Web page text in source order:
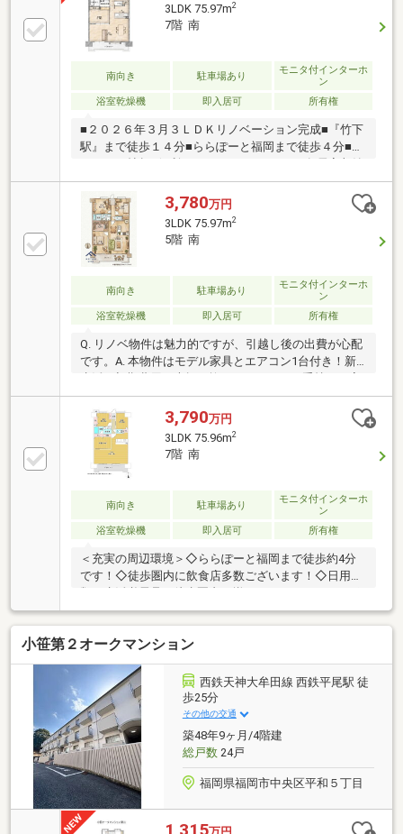
3LDK 75.97m2
7階 南
南向き 駐車場あり
モニタ付インターホ
ン
浴室乾燥機
即入居可 所有権
■２０２６年３月３ＬＤＫリノベーション完成■『竹下
駅』まで徒歩１４分■ららぽーと福岡まで徒歩４分■Ｌ
有■敷地内駐車場空有（※機械式サイズ規定有）【令和
７年度固定資産税】年税：９６，６４８円土地評価
額：２，７９３，１０９円建物評価額：５，２１９，
８６３円
3,780万円
3LDK 75.97m2
5階 南
南向き 駐車場あり
モニタ付インターホ
ン
浴室乾燥機
即入居可 所有権
Q. リノベ物件は魅力的ですが、引越し後の出費が心配
です。A. 本物件はモデル家具とエアコン1台付き！新
具とのサイズ感は現地で採寸しましょう。Q. 75平米の
3LDK。収納力や実際の広さはどう感じますか？A. 全居
室収納に加え、大容量のウォークインクローゼットを
完備。南向きバルコニーからの採光や、実際の家事動
線の良さはぜひご体感ください。Q. 商業施設が近いと
便利ですが、周辺環境は騒がしくないですか？A. らら
ぽーとやドラッグストアが徒歩圏内で至便な反面、週
末の周辺道路の交通量は現地で要確認ポイントです。
室内の防音性も要チェック。
3,790万円
3LDK 75.96m2
7階 南
南向き 駐車場あり
モニタ付インターホ
ン
浴室乾燥機
即入居可 所有権
＜充実の周辺環境＞◇ららぽーと福岡まで徒歩約4分
です！◇徒歩圏内に飲食店多数ございます！◇日用品
イント＞○駐車場は機械式のみ空有りです！（高さ：
1550cm、長さ：1800cm）○高層階で眺望良好！南向
きで陽当たり・通風良好です！○LDKが20帖以上なの
で家族団欒にぴったりです！
小笹第２オークマンション
西鉄天神大牟田線 西鉄平尾駅 徒
歩25分
その他の交通
築48年9ヶ月/4階建
総戸数24戸
福岡県福岡市中央区平和５丁目